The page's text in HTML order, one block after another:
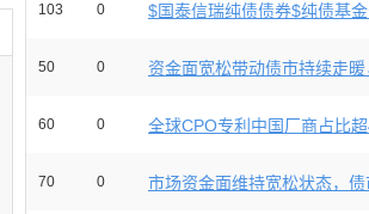
103 0 $国泰信瑞纯债债券$纯债基
50 0 资金面宽松带动债市持续走
60 0 全球CPO专利中国厂商占比
70 0 市场资金面维持宽松状态，